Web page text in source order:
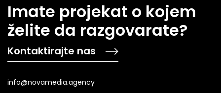
Imate projekat o kojem
želite da razgovarate?
Kontaktirajte nas
info@novamedia.agency